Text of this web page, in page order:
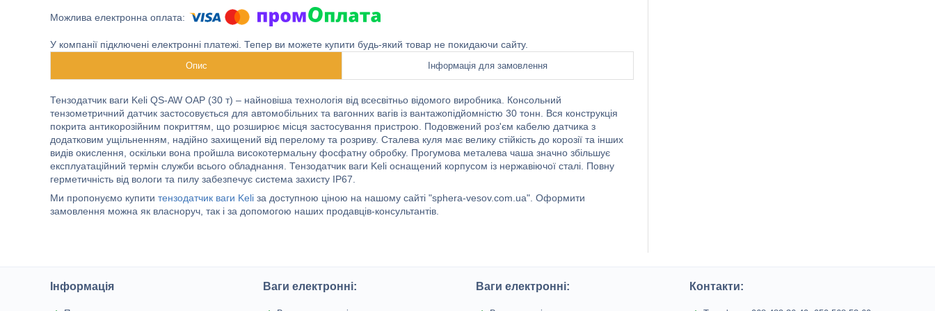
У компанії підключені електронні платежі. Тепер ви можете купити будь-який товар не покидаючи сайту.
Опис Інформація для замовлення
Тензодатчик ваги Keli QS-AW OAP (30 т) – найновіша технологія від всесвітньо відомого виробника. Консольний
тензометричний датчик застосовується для автомобільних та вагонних вагів із вантажопідйомністю 30 тонн. Вся конструкція
покрита антикорозійним покриттям, що розширює місця застосування пристрою. Подовжений роз'єм кабелю датчика з
додатковим ущільненням, надійно захищений від перелому та розриву. Сталева куля має велику стійкість до корозії та інших
видів окислення, оскільки вона пройшла високотермальну фосфатну обробку. Прогумова металева чаша значно збільшує
експлуатаційний термін служби всього обладнання. Тензодатчик ваги Keli оснащений корпусом із нержавіючої сталі. Повну
герметичність від вологи та пилу забезпечує система захисту IP67.
Ми пропонуємо купити тензодатчик ваги Keli за доступною ціною на нашому сайті "sphera-vesov.com.ua". Оформити
замовлення можна як власноруч, так і за допомогою наших продавців-консультантів.
Інформація Ваги електронні: Ваги електронні: Контакти: